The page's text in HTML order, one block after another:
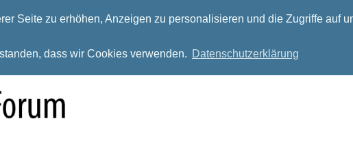
Seite zu erhöhen, Anzeigen zu personalisieren und die Zugriffe auf
dass wir Cookies verwenden. Datenschutzerklärung